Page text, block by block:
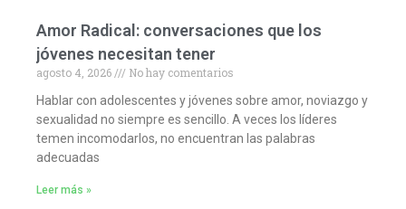
Amor Radical: conversaciones que los
jóvenes necesitan tener
agosto 4, 2026
No hay comentarios
Hablar con adolescentes y jóvenes sobre amor, noviazgo y
sexualidad no siempre es sencillo. A veces los líderes
temen incomodarlos, no encuentran las palabras
adecuadas
Leer más »